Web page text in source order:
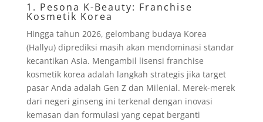
1. Pesona K-Beauty: Franchise
Kosmetik Korea
Hingga tahun 2026, gelombang budaya Korea
(Hallyu) diprediksi masih akan mendominasi standar
kecantikan Asia. Mengambil lisensi franchise
kosmetik korea adalah langkah strategis jika target
pasar Anda adalah Gen Z dan Milenial. Merek-merek
dari negeri ginseng ini terkenal dengan inovasi
kemasan dan formulasi yang cepat berganti